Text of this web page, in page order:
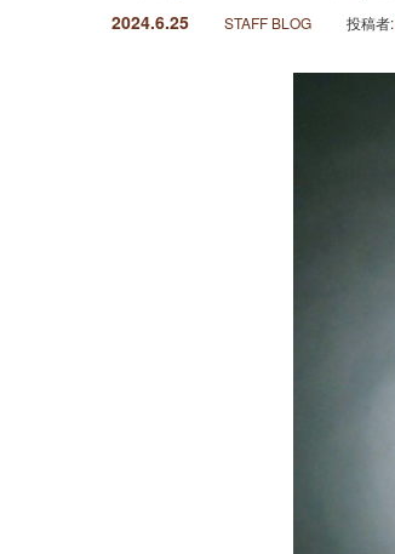
2024.6.25 STAFF BLOG 投稿者: